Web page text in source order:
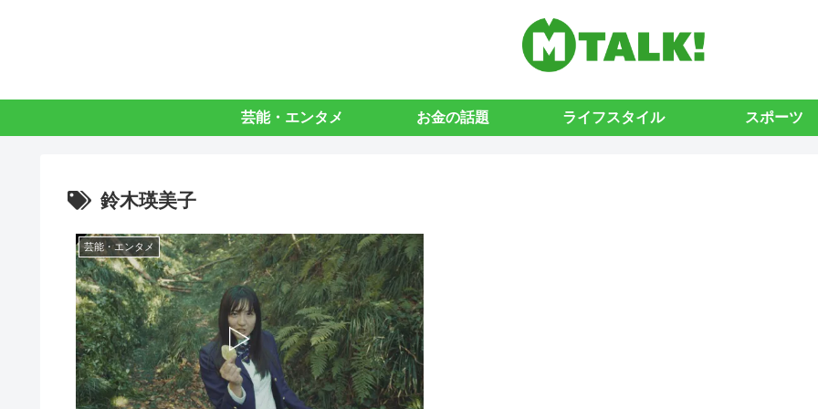
芸能・エンタメ お金の話題 ライフスタイル スポーツ
鈴木瑛美子
芸能・エンタメ